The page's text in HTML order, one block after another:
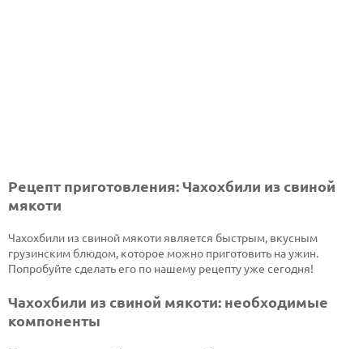
Рецепт приготовления: Чахохбили из свиной
мякоти
Чахохбили из свиной мякоти является быстрым, вкусным
грузинским блюдом, которое можно приготовить на ужин.
Попробуйте сделать его по нашему рецепту уже сегодня!
Чахохбили из свиной мякоти: необходимые
компоненты